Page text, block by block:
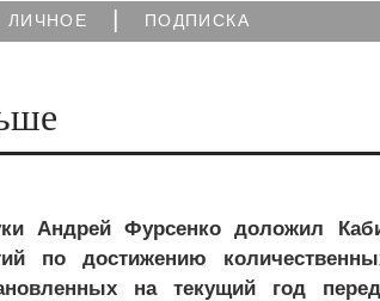
ЛИЧНОЕ | ПОДПИСКА
Андрей Фурсенко доложил
по достижению
на текущий год